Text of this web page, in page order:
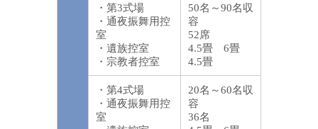
・第3式場
・通夜振舞用控
室
・遺族控室
・宗教者控室
50名～90名収
容
52席
4.5畳 6畳
4.5畳
・第4式場
・通夜振舞用控
室
20名～60名収
容
36名